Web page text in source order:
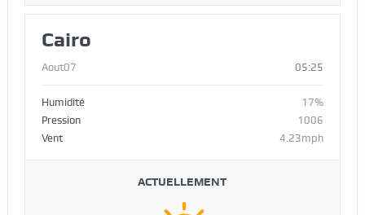
Cairo
Aout07 05:25
Humidité
17%
Pression
1006
Vent
4.23mph
ACTUELLEMENT